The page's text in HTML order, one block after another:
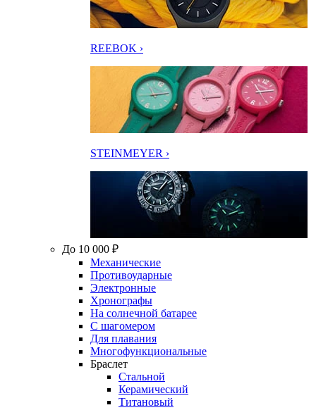
REEBOK ›
STEINMEYER ›
До 10 000 ₽
Механические
Противоударные
Электронные
Хронографы
На солнечной батарее
С шагомером
Для плавания
Многофункциональные
Браслет
Стальной
Керамический
Титановый